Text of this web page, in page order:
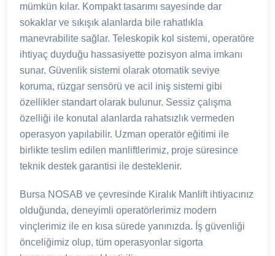
mümkün kılar. Kompakt tasarımı sayesinde dar
sokaklar ve sıkışık alanlarda bile rahatlıkla
manevrabilite sağlar. Teleskopik kol sistemi, operatöre
ihtiyaç duyduğu hassasiyette pozisyon alma imkanı
sunar. Güvenlik sistemi olarak otomatik seviye
koruma, rüzgar sensörü ve acil iniş sistemi gibi
özellikler standart olarak bulunur. Sessiz çalışma
özelliği ile konutal alanlarda rahatsızlık vermeden
operasyon yapılabilir. Uzman operatör eğitimi ile
birlikte teslim edilen manliftlerimiz, proje süresince
teknik destek garantisi ile desteklenir.
Bursa NOSAB ve çevresinde Kiralık Manlift ihtiyacınız
olduğunda, deneyimli operatörlerimiz modern
vinçlerimiz ile en kısa sürede yanınızda. İş güvenliği
önceliğimiz olup, tüm operasyonlar sigorta